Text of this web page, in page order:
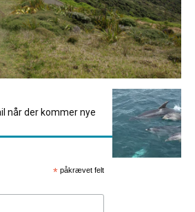
når der kommer nye
* påkrævet felt